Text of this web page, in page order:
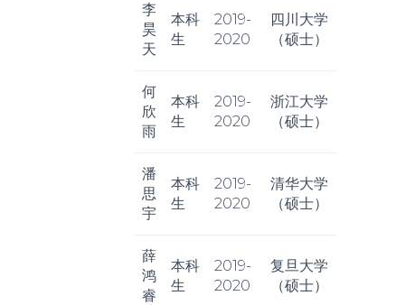
李
昊
天
本科
生
2019-
2020
四川大学
（硕士）
何
欣
雨
本科
生
2019-
2020
浙江大学
（硕士）
潘
思
宇
本科
生
2019-
2020
清华大学
（硕士）
薛
鸿
睿
本科
生
2019-
2020
复旦大学
（硕士）